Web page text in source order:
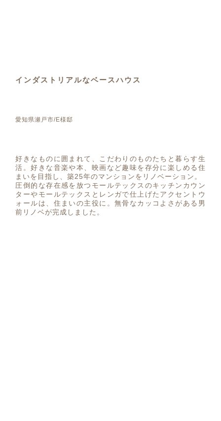
インダストリアルなベースハウス
愛知県瀬戸市/E様邸
好きなものに囲まれて、こだわりのものたちと暮らす生
活。好きな音楽や本、映画など趣味を存分に楽しめる住
まいを目指し、築25年のマンションをリノベーション。
圧倒的な存在感を放つモールテックスのキッチンカウン
ターやモールテックスとレンガで仕上げたアクセントウ
ォールは、住まいの主役に。無骨なカッコよさがある男
前リノベが完成しました。